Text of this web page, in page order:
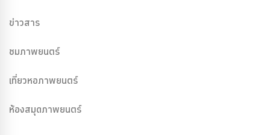
ข่าวสาร
ชมภาพยนตร์
เที่ยวหอภาพยนตร์
ห้องสมุดภาพยนตร์